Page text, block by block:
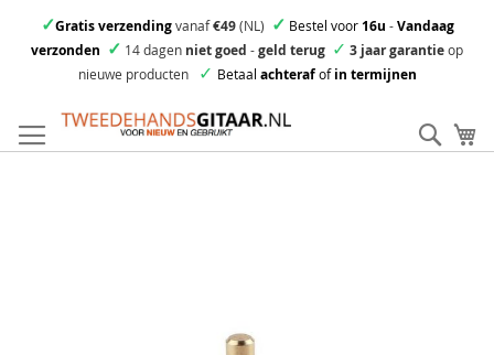
✓Gratis verzendingvanaf€49(NL) ✓ Bestel voor16u -Vandaag
verzonden ✓ 14 dagen niet goed -geld terug ✓ 3 jaar garantieop
nieuwe producten
✓ Betaal achterafofin termijnen
direct
door